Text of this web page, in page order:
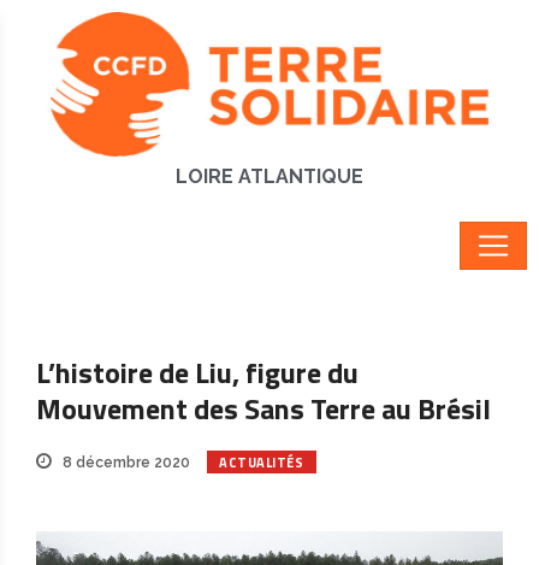
LOIRE ATLANTIQUE
L’histoire de Liu, figure du
Mouvement des Sans Terre au Brésil
8 décembre 2020 ACTUALITÉS